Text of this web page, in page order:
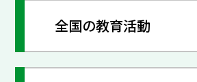
全国の教育活動